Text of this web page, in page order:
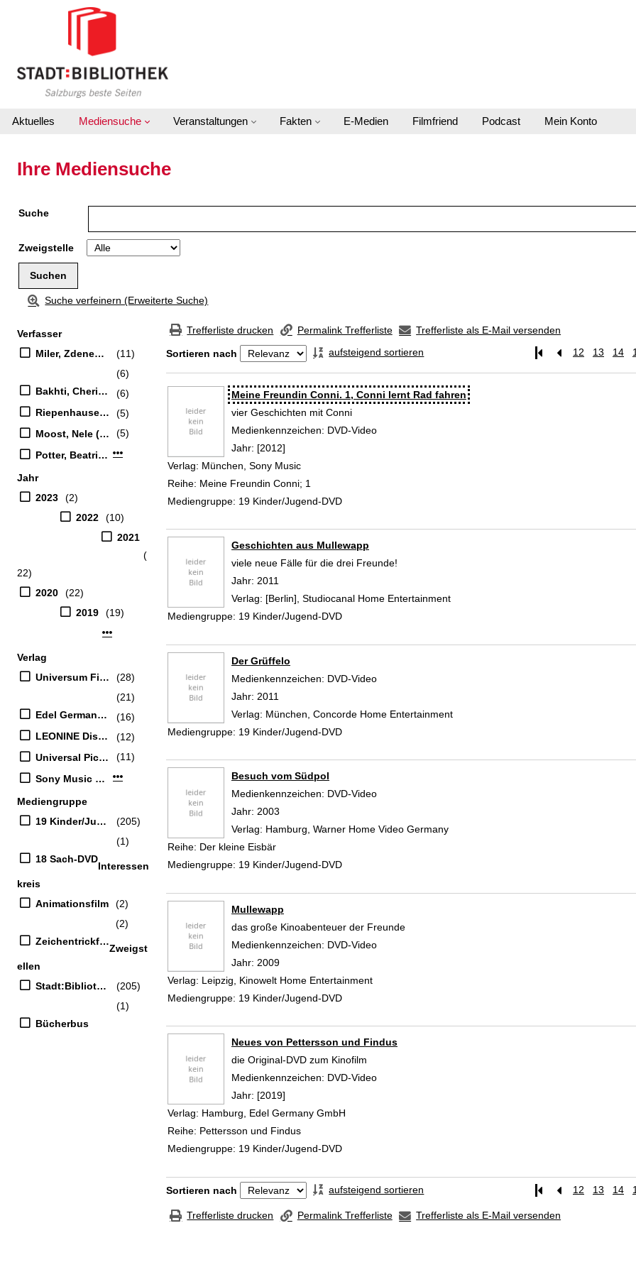
Zu den Suchfiltern springen
Zur Trefferliste springen
Aktuelles Mediensuche Veranstaltungen Fakten E-Medien Filmfriend Podcast Mein Konto
Ihre Mediensuche
Suche
Zweigstelle
Suche verfeinern (Erweiterte Suche)
Suchfilter
Verfasser
Miler, Zdenek (Regisseur)
(11)
Bakhti, Cherifa (Regissseur)
(6)
Riepenhausen, Dieter (Regisseur)
(6)
Moost, Nele (Verfasser)
(5)
Potter, Beatrix (Begründer)
(5)
Mehr Verfasser-Filter anzeigen
Jahr
2023
(2)
2022
(10)
2021
(
22)
2020
(22)
2019
(19)
Verlag
Universum Film
(28)
Edel Germany GmbH
(21)
LEONINE Distribution GmbH
(16)
Universal Pictures Germany
(12)
Sony Music Entertainment
(11)
Mehr Verlag-Filter anzeigen
Mediengruppe
19 Kinder/Jugend-DVD
(205)
18 Sach-DVD
(1)
Interessen
kreis
Animationsfilm
(2)
Zeichentrickfilm
(2)
Zweigst
ellen
Stadt:Bibliothek
(205)
Bücherbus
(1)
Trefferliste drucken Permalink Trefferliste Trefferliste als E-Mail versenden
Sortieren nach aufsteigend sortieren 12 13 14
Suchergebnis
Zu den Suchfiltern springen
Meine Freundin Conni. 1, Conni lernt Rad fahren
vier Geschichten mit Conni
Suche nach diesem Verfasser
Medienkennzeichen: DVD-Video
Jahr: [2012]
Verlag: München, Sony Music
Reihe: Meine Freundin Conni; 1
Mediengruppe: 19 Kinder/Jugend-DVD
Geschichten aus Mullewapp
viele neue Fälle für die drei Freunde!
Suche nach diesem Verfasser
Jahr: 2011
Verlag: [Berlin], Studiocanal Home Entertainment
Mediengruppe: 19 Kinder/Jugend-DVD
Der Grüffelo
Suche nach diesem Verfasser
Medienkennzeichen: DVD-Video
Jahr: 2011
Verlag: München, Concorde Home Entertainment
Mediengruppe: 19 Kinder/Jugend-DVD
Besuch vom Südpol
Suche nach diesem Verfasser
Medienkennzeichen: DVD-Video
Jahr: 2003
Verlag: Hamburg, Warner Home Video Germany
Reihe: Der kleine Eisbär
Mediengruppe: 19 Kinder/Jugend-DVD
Mullewapp
das große Kinoabenteuer der Freunde
Suche nach diesem Verfasser
Medienkennzeichen: DVD-Video
Jahr: 2009
Verlag: Leipzig, Kinowelt Home Entertainment
Mediengruppe: 19 Kinder/Jugend-DVD
Neues von Pettersson und Findus
die Original-DVD zum Kinofilm
Suche nach diesem Verfasser
Medienkennzeichen: DVD-Video
Jahr: [2019]
Verlag: Hamburg, Edel Germany GmbH
Reihe: Pettersson und Findus
Mediengruppe: 19 Kinder/Jugend-DVD
Zu den Suchfiltern springen
Sortieren nach aufsteigend sortieren 12 13 14
Trefferliste drucken Permalink Trefferliste Trefferliste als E-Mail versenden